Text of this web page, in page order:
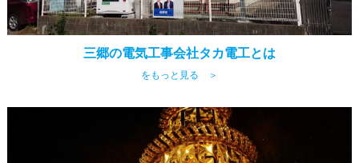
三郷の電気工事会社タカ電工とは
をもっと見る ＞